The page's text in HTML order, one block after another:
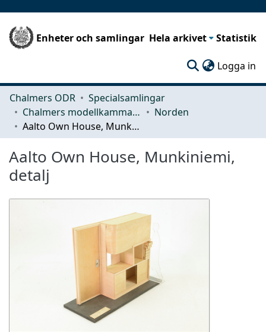
Enheter och samlingar Hela arkivet Statistik
Logga in
Chalmers ODR
Specialsamlingar
Chalmers modellkammare
Norden
Aalto Own House, Munkiniemi, detalj
Aalto Own House, Munkiniemi,
detalj